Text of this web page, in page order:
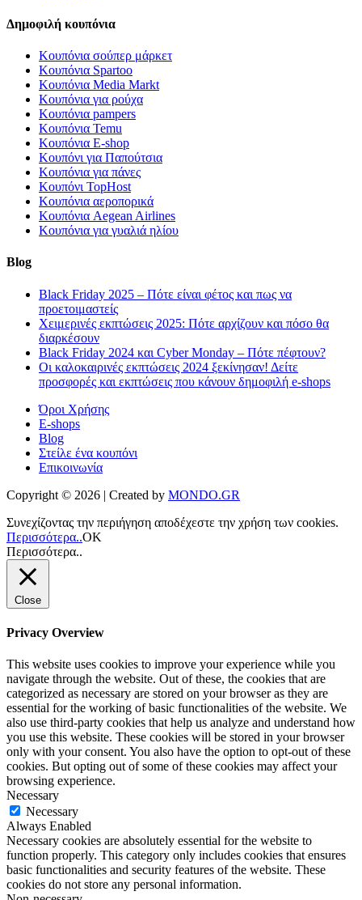
Δημοφιλή κουπόνια
Κουπόνια σούπερ μάρκετ
Κουπόνια Spartoo
Κουπόνια Media Markt
Κουπόνια για ρούχα
Κουπόνια pampers
Κουπόνια Temu
Κουπόνια E-shop
Κουπόνι για Παπούτσια
Κουπόνια για πάνες
Κουπόνι TopHost
Κουπόνια αεροπορικά
Κουπόνια Aegean Airlines
Κουπόνια για γυαλιά ηλίου
Blog
Black Friday 2025 – Πότε είναι φέτος και πως να
προετοιμαστείς
Χειμερινές εκπτώσεις 2025: Πότε αρχίζουν και πόσο θα
διαρκέσουν
Black Friday 2024 και Cyber Monday – Πότε πέφτουν?
Οι καλοκαιρινές εκπτώσεις 2024 ξεκίνησαν! Δείτε
προσφορές και εκπτώσεις που κάνουν δημοφιλή e-shops
Όροι Χρήσης
E-shops
Blog
Στείλε ένα κουπόνι
Επικοινωνία
Copyright © 2026 | Created by MONDO.GR
Συνεχίζοντας την περιήγηση αποδέχεστε την χρήση των cookies.
Περισσότερα..ΟΚ
Περισσότερα..
Close
Privacy Overview
This website uses cookies to improve your experience while you
navigate through the website. Out of these, the cookies that are
categorized as necessary are stored on your browser as they are
essential for the working of basic functionalities of the website. We
also use third-party cookies that help us analyze and understand how
you use this website. These cookies will be stored in your browser
only with your consent. You also have the option to opt-out of these
cookies. But opting out of some of these cookies may affect your
browsing experience.
Necessary
Necessary
Always Enabled
Necessary cookies are absolutely essential for the website to
function properly. This category only includes cookies that ensures
basic functionalities and security features of the website. These
cookies do not store any personal information.